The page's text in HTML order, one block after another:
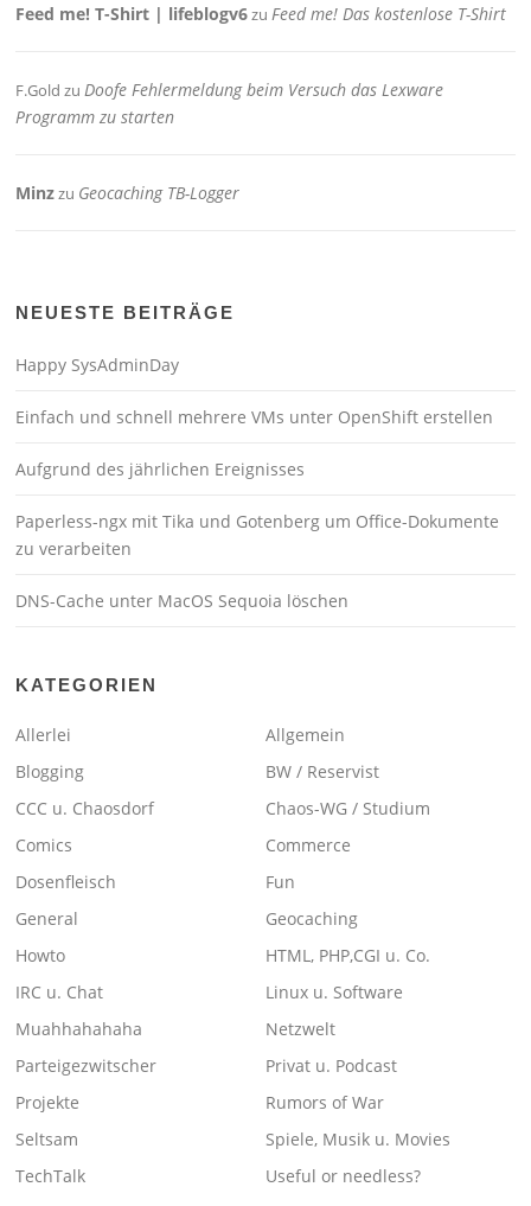
Feed me! T-Shirt | lifeblogv6zuFeed me! Das kostenlose T-Shirt
F.Gold zuDoofe Fehlermeldung beim Versuch das Lexware
Programm zu starten
Minzzu Geocaching TB-Logger
NEUESTE BEITRÄGE
Happy SysAdminDay
Einfach und schnell mehrere VMs unter OpenShift erstellen
Aufgrund des jährlichen Ereignisses
Paperless-ngx mit Tika und Gotenberg um Office-Dokumente
zu verarbeiten
DNS-Cache unter MacOS Sequoia löschen
KATEGORIEN
Allerlei
Allgemein
Blogging
BW / Reservist
CCC u. Chaosdorf
Chaos-WG / Studium
Comics
Commerce
Dosenfleisch
Fun
General
Geocaching
Howto
HTML, PHP,CGI u. Co.
IRC u. Chat
Linux u. Software
Muahhahahaha
Netzwelt
Parteigezwitscher
Privat u. Podcast
Projekte
Rumors of War
Seltsam
Spiele, Musik u. Movies
TechTalk
Useful or needless?